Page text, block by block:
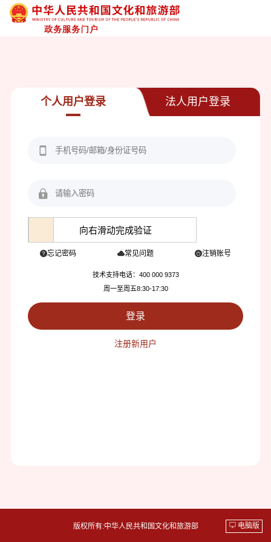
个人用户登录 法人用户登录
向右滑动完成验证
忘记密码 常见问题 注销账号
技术支持电话：400 000 9373
周一至周五8:30-17:30
注册新用户
版权所有:中华人民共和国文化和旅游部 电脑版